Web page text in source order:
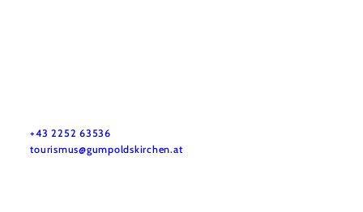
+43 2252 63536
tourismus@gumpoldskirchen.at